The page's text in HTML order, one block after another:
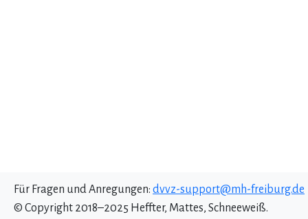
Für Fragen und Anregungen: dvvz-support@mh-freiburg.de
© Copyright 2018–2025 Heffter, Mattes, Schneeweiß.